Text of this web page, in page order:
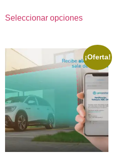
Seleccionar opciones
¡Oferta!